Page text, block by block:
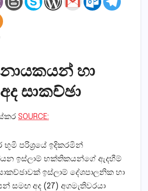
හා
සාකච්ඡා
SOURCE:
භූමි පරිශ්‍රයේ ඉදිකරමින්
ඉස්ලාම් භක්තිකයන්ගේ ඇදහීම්
ඉස්ලාම් දේශපාලනික හා
සමඟ අද (27) අගමැතිවරයා